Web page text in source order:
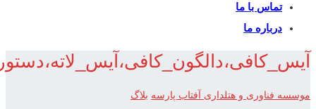
تماس با ما
درباره ما
موسسه فناوری و هتلداری آفتاب پارسه بلاگ